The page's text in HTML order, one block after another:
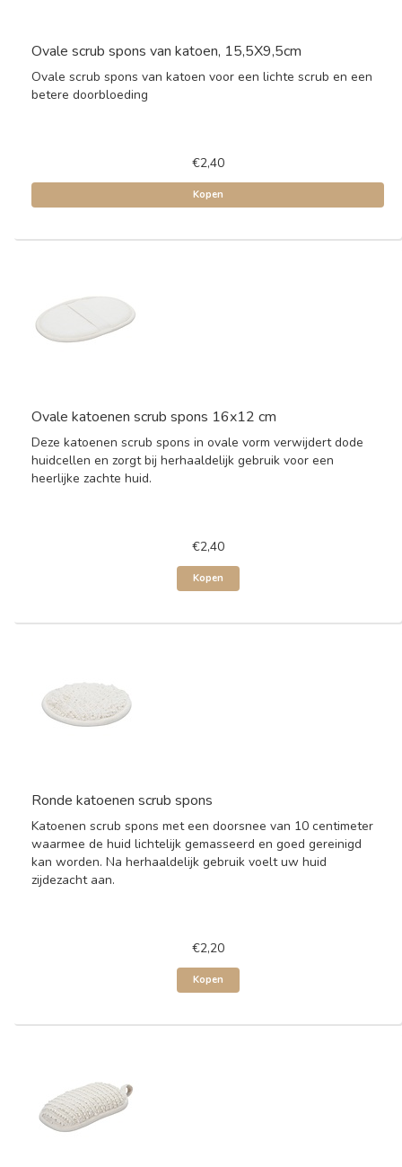
Ovale scrub spons van katoen, 15,5X9,5cm
Ovale scrub spons van katoen voor een lichte scrub en een
betere doorbloeding
€2,40
Kopen
Ovale katoenen scrub spons 16x12 cm
Deze katoenen scrub spons in ovale vorm verwijdert dode
huidcellen en zorgt bij herhaaldelijk gebruik voor een
heerlijke zachte huid.
€2,40
Kopen
Ronde katoenen scrub spons
Katoenen scrub spons met een doorsnee van 10 centimeter
waarmee de huid lichtelijk gemasseerd en goed gereinigd
kan worden. Na herhaaldelijk gebruik voelt uw huid
zijdezacht aan.
€2,20
Kopen